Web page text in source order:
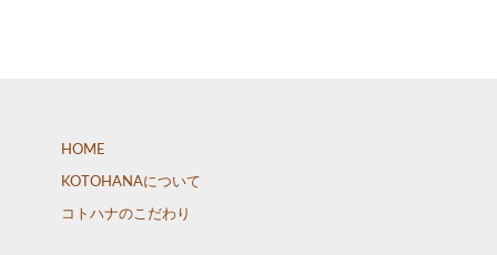
HOME
KOTOHANAについて
コトハナのこだわり